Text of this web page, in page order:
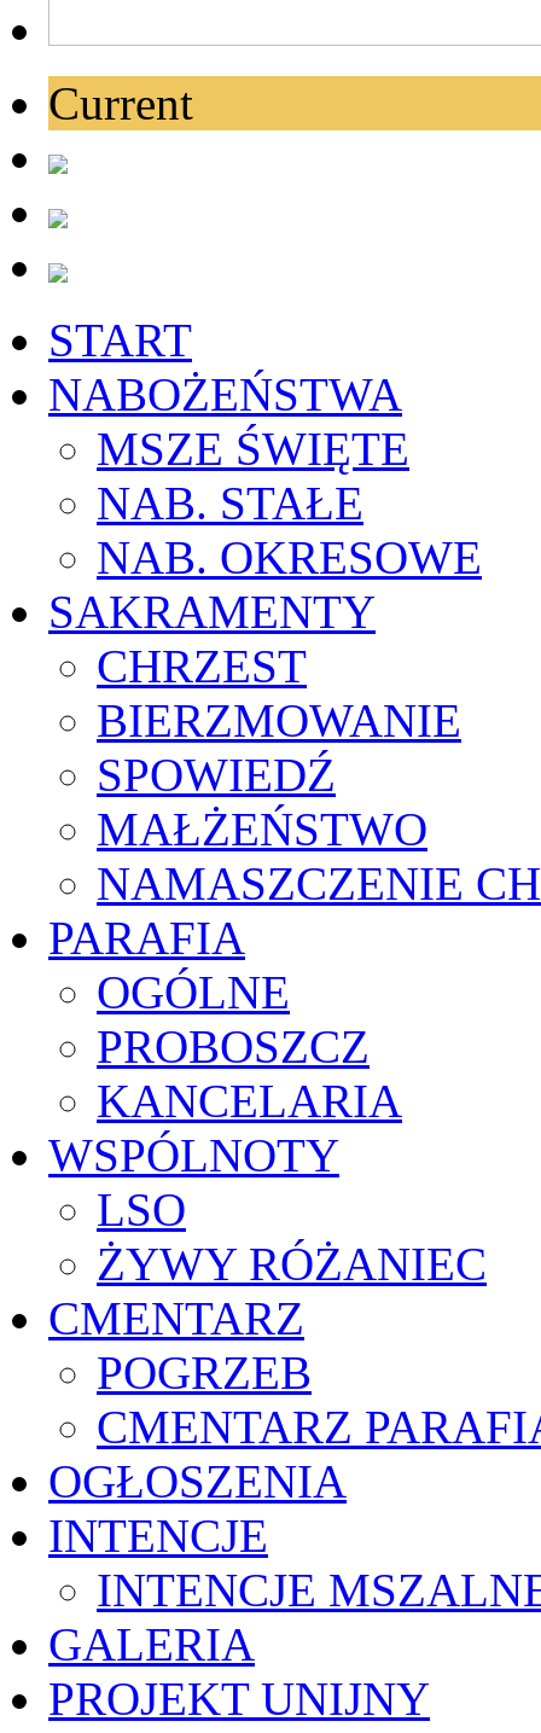
Current
START
NABOŻEŃSTWA
MSZE ŚWIĘTE
NAB. STAŁE
NAB. OKRESOWE
SAKRAMENTY
CHRZEST
BIERZMOWANIE
SPOWIEDŹ
MAŁŻEŃSTWO
NAMASZCZENIE
PARAFIA
OGÓLNE
PROBOSZCZ
KANCELARIA
WSPÓLNOTY
LSO
ŻYWY RÓŻANIEC
CMENTARZ
POGRZEB
CMENTARZ
OGŁOSZENIA
INTENCJE
INTENCJE
GALERIA
PROJEKT UNIJNY